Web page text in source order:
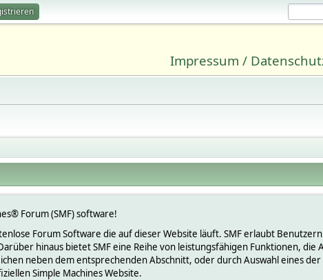
Impressum /
Forum (SMF) software!
Forum Software die auf dieser Website läuft. SMF erlaubt
hinaus bietet SMF eine Reihe von leistungsfähigen Funktionen,
neben dem entsprechenden Abschnitt, oder durch Auswahl eines
Simple Machines Website.